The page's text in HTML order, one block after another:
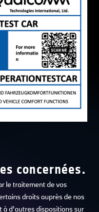
concernées.
le traitement de vos
droits auprès de nos
d’autres dispositions sur